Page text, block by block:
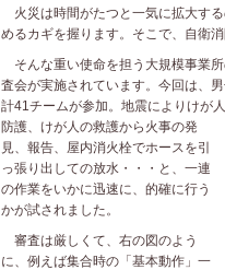
火災は時間がたつと一気に拡大す
めるカギを握ります。そこで、自衛
そんな重い使命を担う大規模事業
査会が実施されています。今回は、
計41チームが参加。地震によりけが
防護、けが人の救護から火事の発
見、報告、屋内消火栓でホースを引
っ張り出しての放水・・・と、一連
の作業をいかに迅速に、的確に行う
かが試されました。
審査は厳しくて、右の図のよう
に、例えば集合時の「基本動作」一